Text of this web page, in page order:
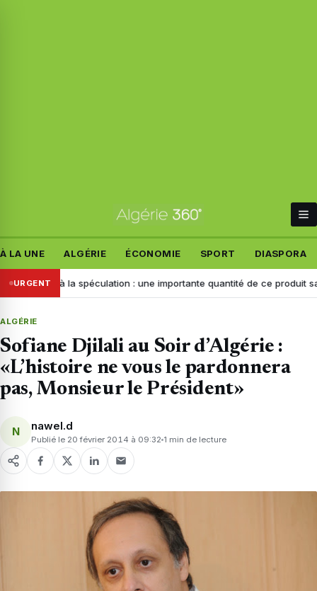
À LA UNE ALGÉRIE ÉCONOMIE SPORT DIASPORA
URGENTà la spéculation : une importante quantité de ce produit saisie à
ALGÉRIE
Sofiane Djilali au Soir d’Algérie :
«L’histoire ne vous le pardonnera
pas, Monsieur le Président»
N nawel.d
Publié le 20 février 2014 à 09:32 1 min de lecture